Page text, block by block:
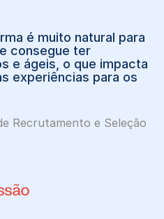
é muito natural para
consegue ter
e ágeis, o que impacta
experiências para os
Recrutamento e Seleção